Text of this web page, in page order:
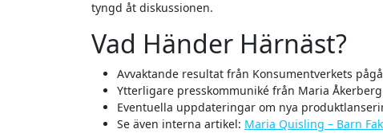
tyngd åt diskussionen.
Vad Händer Härnäst?
Avvaktande resultat från Konsumentverkets
Ytterligare presskommuniké från Maria
Eventuella uppdateringar om nya
Se även interna artikel: Maria Quisling – Barn